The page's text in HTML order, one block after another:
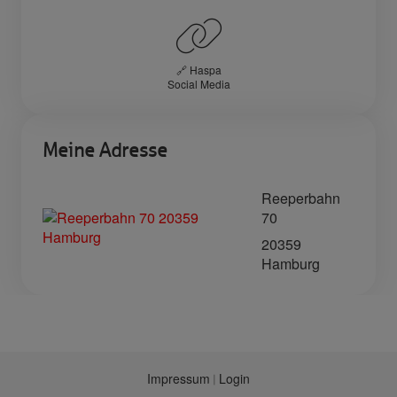
🔗 Haspa
Social Media
Meine Adresse
Reeperbahn
70
20359
Hamburg
Impressum | Login